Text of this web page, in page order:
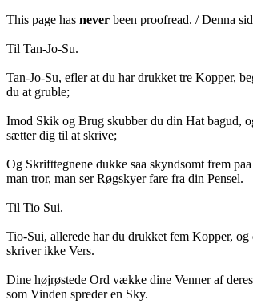
This page has never been proofread. / Denna
Til Tan-Jo-Su.
Tan-Jo-Su, efler at du har drukket tre Kopper,
du at gruble;
Imod Skik og Brug skubber du din Hat bagud,
sætter dig til at skrive;
Og Skrifttegnene dukke saa skyndsomt frem
man tror, man ser Røgskyer fare fra din Pensel.
Til Tio Sui.
Tio-Sui, allerede har du drukket fem Kopper, og
skriver ikke Vers.
Dine højrøstede Ord vække dine Venner af
som Vinden spreder en Sky.